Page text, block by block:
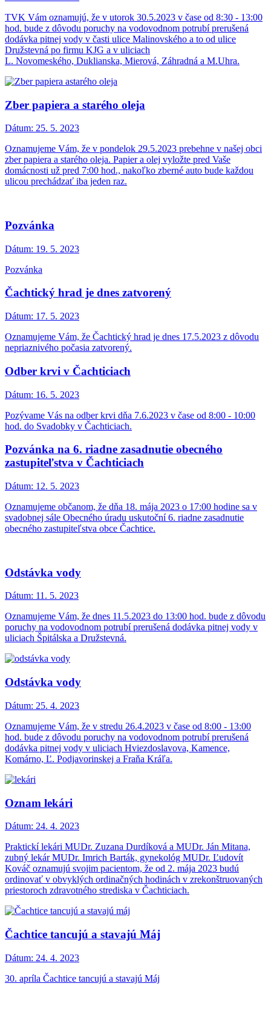
TVK Vám oznamujú, že v utorok 30.5.2023 v čase od 8:30 - 13:00
hod. bude z dôvodu poruchy na vodovodnom potrubí prerušená
dodávka pitnej vody v časti ulice Malinovského a to od ulice
Družstevná po firmu KJG a v uliciach
L. Novomeského, Duklianska, Mierová, Záhradná a M.Uhra.
Zber papiera a starého oleja
Dátum: 25. 5. 2023
Oznamujeme Vám, že v pondelok 29.5.2023 prebehne v našej obci
zber papiera a starého oleja. Papier a olej vyložte pred Vaše
domácnosti už pred 7:00 hod., nakoľko zberné auto bude každou
ulicou prechádzať iba jeden raz.
Pozvánka
Dátum: 19. 5. 2023
Pozvánka
Čachtický hrad je dnes zatvorený
Dátum: 17. 5. 2023
Oznamujeme Vám, že Čachtický hrad je dnes 17.5.2023 z dôvodu
nepriaznivého počasia zatvorený.
Odber krvi v Čachticiach
Dátum: 16. 5. 2023
Pozývame Vás na odber krvi dňa 7.6.2023 v čase od 8:00 - 10:00
hod. do Svadobky v Čachticiach.
Pozvánka na 6. riadne zasadnutie obecného
zastupiteľstva v Čachticiach
Dátum: 12. 5. 2023
Oznamujeme občanom, že dňa 18. mája 2023 o 17:00 hodine sa v
svadobnej sále Obecného úradu uskutoční 6. riadne zasadnutie
obecného zastupiteľstva obce Čachtice.
Odstávka vody
Dátum: 11. 5. 2023
Oznamujeme Vám, že dnes 11.5.2023 do 13:00 hod. bude z dôvodu
poruchy na vodovodnom potrubí prerušená dodávka pitnej vody v
uliciach Špitálska a Družstevná.
Odstávka vody
Dátum: 25. 4. 2023
Oznamujeme Vám, že v stredu 26.4.2023 v čase od 8:00 - 13:00
hod. bude z dôvodu poruchy na vodovodnom potrubí prerušená
dodávka pitnej vody v uliciach Hviezdoslavova, Kamence,
Komárno, Ľ. Podjavorinskej a Fraňa Kráľa.
Oznam lekári
Dátum: 24. 4. 2023
Praktickí lekári MUDr. Zuzana Durdíková a MUDr. Ján Mitana,
zubný lekár MUDr. Imrich Barták, gynekológ MUDr. Ľudovít
Kováč oznamujú svojim pacientom, že od 2. mája 2023 budú
ordinovať v obvyklých ordinačných hodinách v zrekonštruovaných
priestoroch zdravotného strediska v Čachticiach.
Čachtice tancujú a stavajú Máj
Dátum: 24. 4. 2023
30. apríla Čachtice tancujú a stavajú Máj